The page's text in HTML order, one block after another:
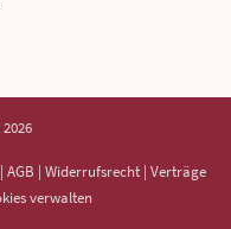
| AGB | Widerrufsrecht | Verträge
verwalten